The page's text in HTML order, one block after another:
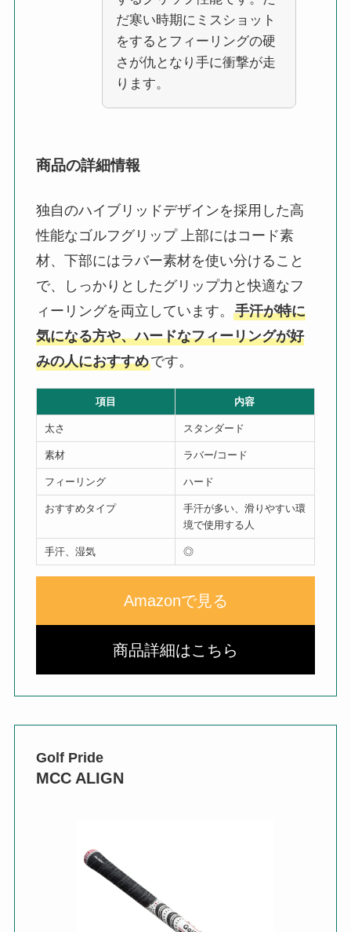
だ寒い時期にミスショット
をするとフィーリングの硬
さが仇となり手に衝撃が走
ります。
商品の詳細情報
独自のハイブリッドデザインを採用した高
性能なゴルフグリップ 上部にはコード素
材、下部にはラバー素材を使い分けること
で、しっかりとしたグリップ力と快適なフ
ィーリングを両立しています。 手汗が特に
気になる方や、ハードなフィーリングが好
みの人におすすめです。
項目 内容
太さ スタンダード
素材 ラバー/コード
フィーリング ハード
おすすめタイプ
手汗が多い、滑りやすい環
境で使用する人
手汗、湿気 ◎
Amazonで見る
商品詳細はこちら
Golf Pride
MCC ALIGN